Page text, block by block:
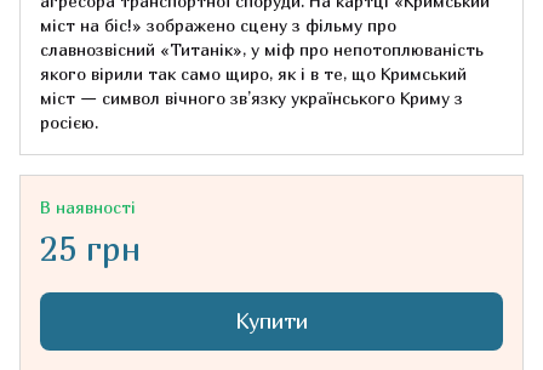
міст на біс!» зображено сцену з фільму про
славнозвісний «Титанік», у міф про непотоплюваність
якого вірили так само щиро, як і в те, що Кримський
міст — символ вічного зв’язку українського Криму з
росією.
В наявності
25 грн
Купити